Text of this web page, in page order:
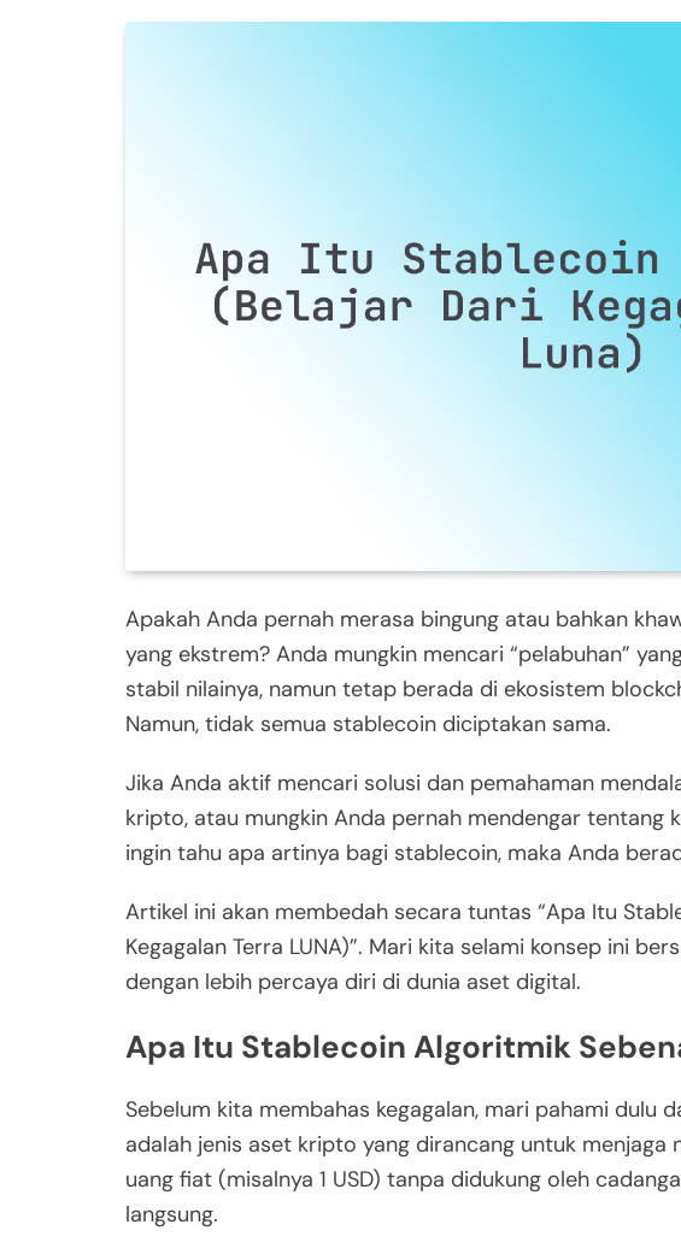
Apakah Anda pernah merasa bingung atau bahkan
yang ekstrem? Anda mungkin mencari “pelabuhan”
stabil nilainya, namun tetap berada di ekosistem
Namun, tidak semua stablecoin diciptakan sama.
Jika Anda aktif mencari solusi dan pemahaman
kripto, atau mungkin Anda pernah mendengar tentang
ingin tahu apa artinya bagi stablecoin, maka Anda
Artikel ini akan membedah secara tuntas “Apa Itu
Kegagalan Terra LUNA)”. Mari kita selami konsep ini
dengan lebih percaya diri di dunia aset digital.
Apa Itu Stablecoin Algoritmik
Sebelum kita membahas kegagalan, mari pahami dulu
adalah jenis aset kripto yang dirancang untuk
uang fiat (misalnya 1 USD) tanpa didukung oleh
langsung.